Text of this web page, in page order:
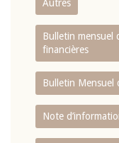
Autres
Bulletin mensuel
financières
Bulletin Mensuel
Note